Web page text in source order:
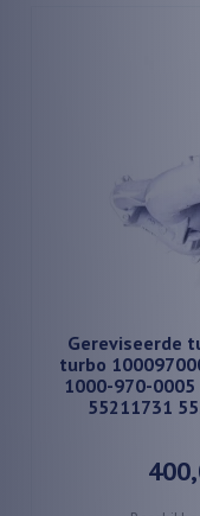
Gereviseerde
turbo
1000-970-
55211731